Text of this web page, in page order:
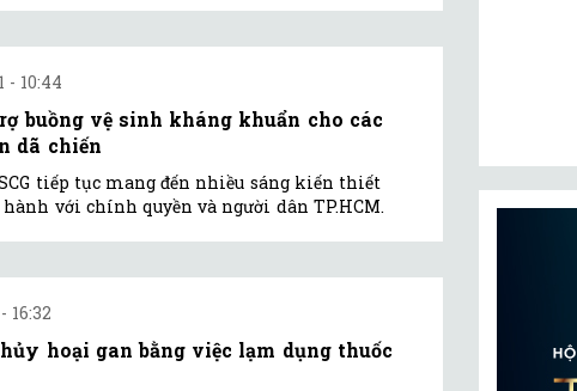
- 10:44
buồng vệ sinh kháng khuẩn cho các
dã chiến
tiếp tục mang đến nhiều sáng kiến thiết
với chính quyền và người dân TP.HCM.
16:32
hoại gan bằng việc lạm dụng thuốc